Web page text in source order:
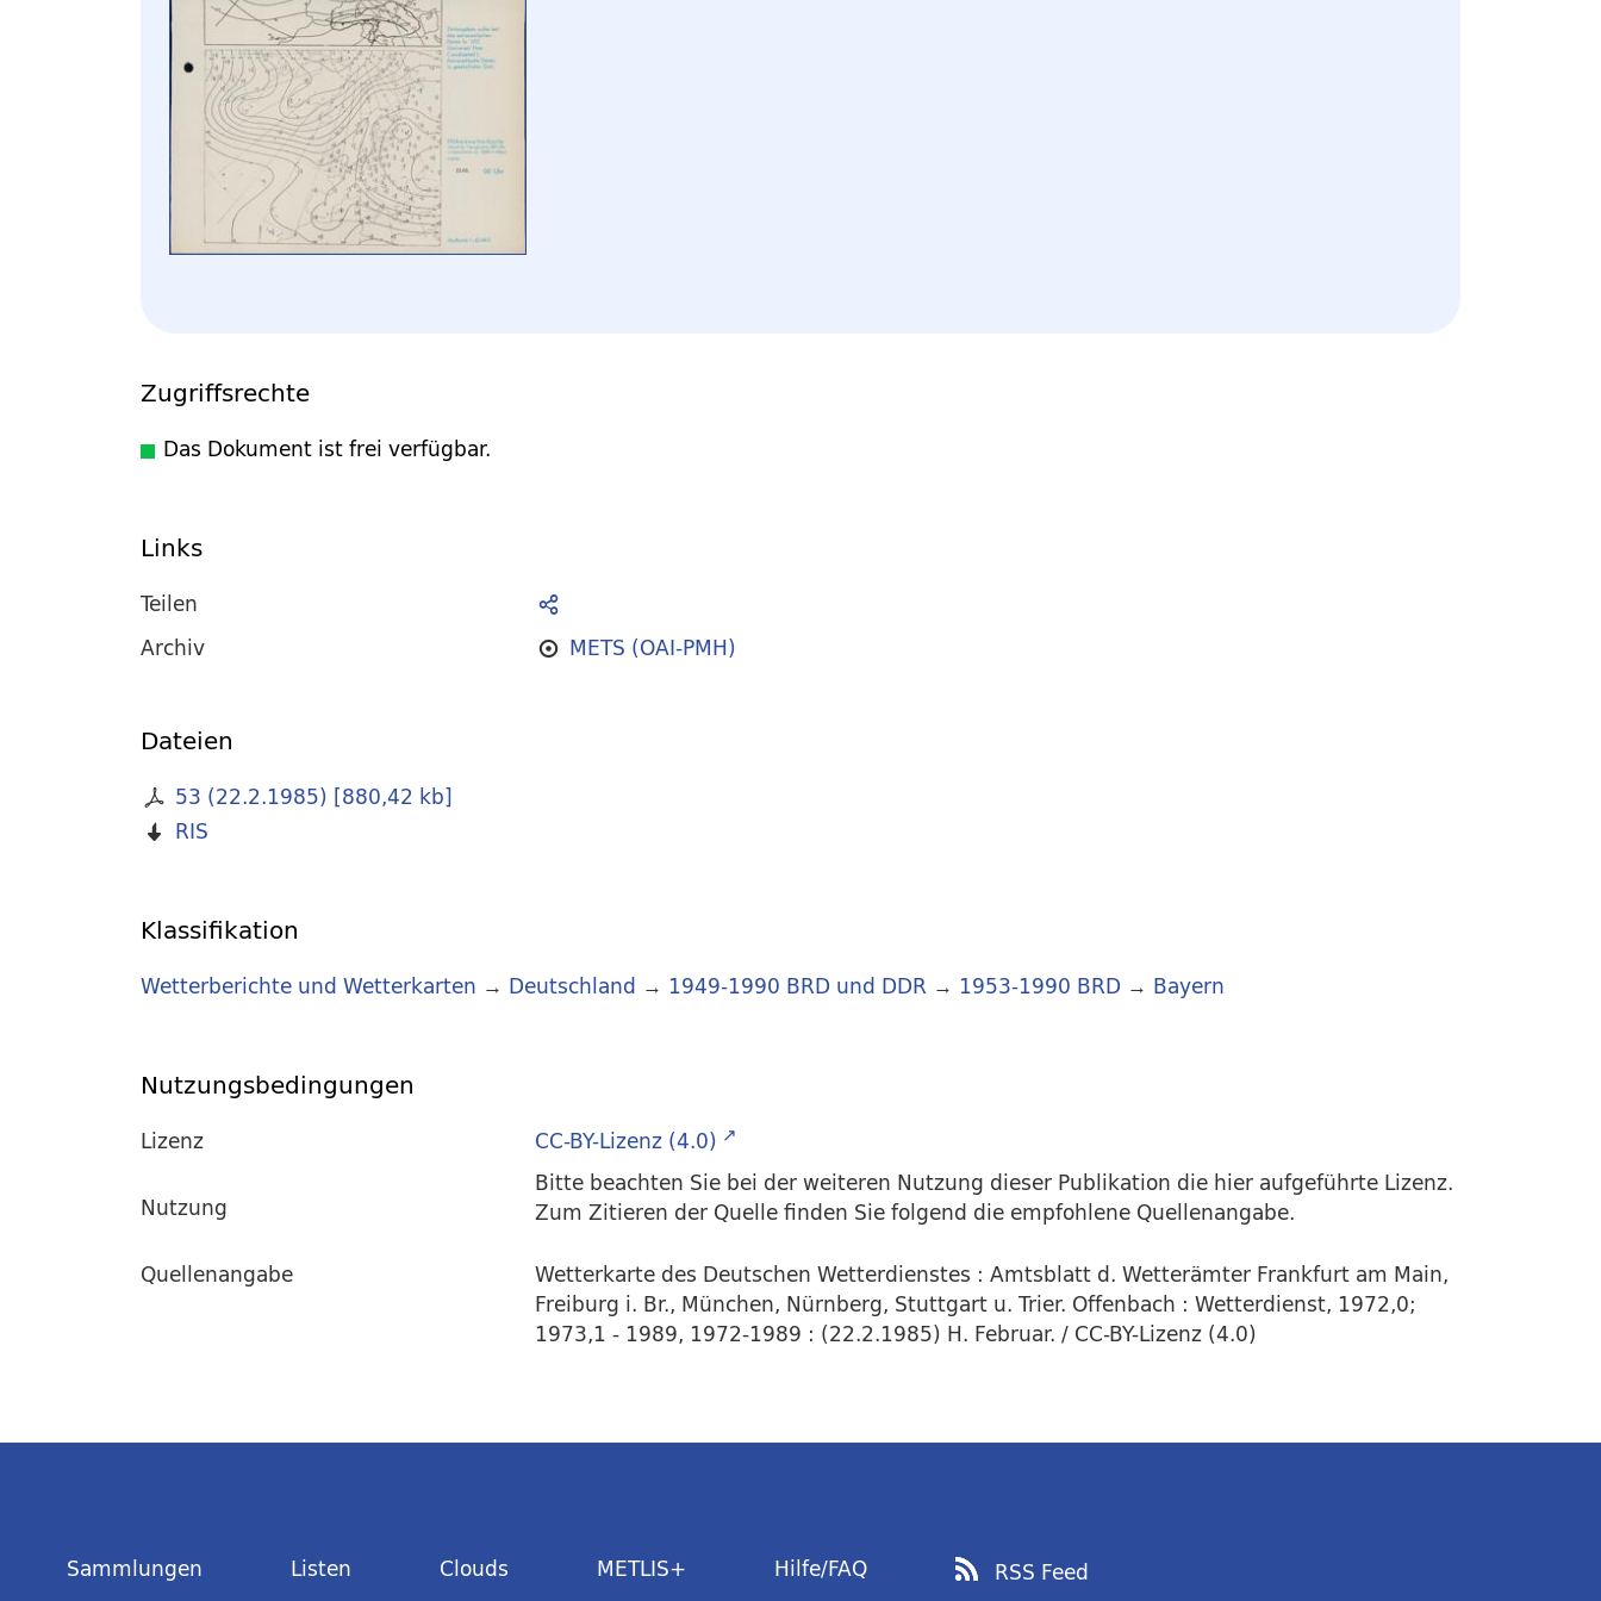
Zugriffsrechte
Das Dokument ist frei verfügbar.
Links
Teilen
Archiv
METS (OAI-PMH)
Dateien
53 (22.2.1985) [880,42 kb]
RIS
Klassifikation
Wetterberichte und Wetterkarten → Deutschland → 1949-1990 BRD und DDR → 1953-1990 BRD → Bayern
Nutzungsbedingungen
Lizenz
CC-BY-Lizenz (4.0)
Nutzung
Bitte beachten Sie bei der weiteren Nutzung dieser Publikation die hier aufgeführte Lizenz.
Zum Zitieren der Quelle finden Sie folgend die empfohlene Quellenangabe.
Quellenangabe
Wetterkarte des Deutschen Wetterdienstes : Amtsblatt d. Wetterämter Frankfurt am Main,
Freiburg i. Br., München, Nürnberg, Stuttgart u. Trier. Offenbach : Wetterdienst, 1972,0;
1973,1 - 1989, 1972-1989 : (22.2.1985) H. Februar. / CC-BY-Lizenz (4.0)
Sammlungen Listen Clouds METLIS+ Hilfe/FAQ RSS Feed